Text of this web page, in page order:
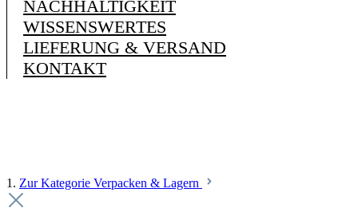
NACHHALTIGKEIT
WISSENSWERTES
LIEFERUNG & VERSAND
KONTAKT
1. Zur Kategorie Verpacken & Lagern